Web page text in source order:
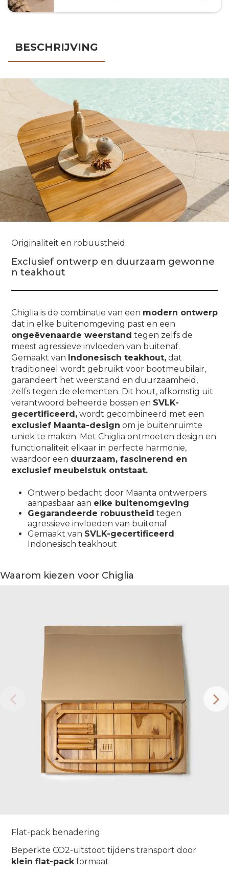
BESCHRIJVING
Originaliteit en robuustheid
Exclusief ontwerp en duurzaam gewonne
n teakhout
Chiglia is de combinatie van een modern ontwerp
dat in elke buitenomgeving past en een
ongeëvenaarde weerstand tegen zelfs de
meest agressieve invloeden van buitenaf.
Gemaakt van Indonesisch teakhout,dat
traditioneel wordt gebruikt voor bootmeubilair,
garandeert het weerstand en duurzaamheid,
zelfs tegen de elementen. Dit hout, afkomstig uit
verantwoord beheerde bossen en SVLK-
gecertificeerd,wordt gecombineerd met een
exclusief Maanta-design om je buitenruimte
uniek te maken. Met Chiglia ontmoeten design en
functionaliteit elkaar in perfecte harmonie,
waardoor een duurzaam, fascinerend en
exclusief meubelstuk ontstaat.
Ontwerp bedacht door Maanta ontwerpers
aanpasbaar aan elke buitenomgeving
Gegarandeerde robuustheid tegen
agressieve invloeden van buitenaf
Gemaakt van SVLK-gecertificeerd
Indonesisch teakhout
Waarom kiezen voor Chiglia
Flat-pack benadering
Beperkte CO2-uitstoot tijdens transport door
klein flat-packformaat